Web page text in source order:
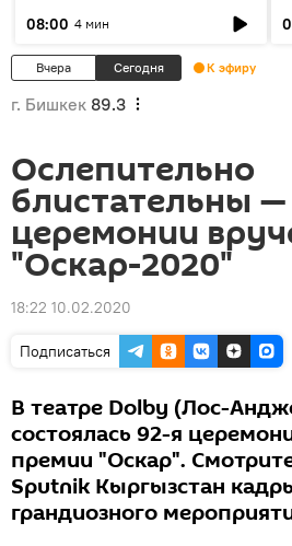
08:00 4 мин
Вчера Сегодня К эфиру
г. Бишкек 89.3
Ослепительно
блистательны
церемонии
"Оскар-2020"
18:22 10.02.2020
Подписаться
В театре Dolby (Лос-
состоялась 92-я
премии "Оскар".
Sputnik Кыргызстан
грандиозного